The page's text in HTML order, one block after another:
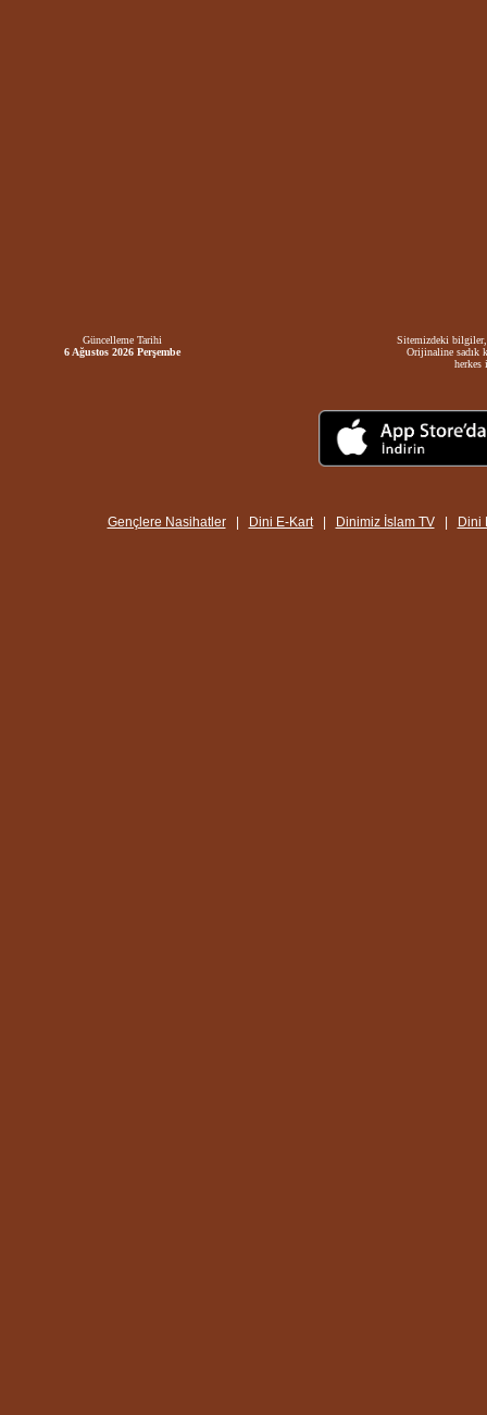
Güncelleme Tarihi
6 Ağustos 2026 Perşembe
Sitemizdeki bilgiler,
Orijinaline sadık
herkes
Gençlere Nasihatler| Dini E-Kart| Dinimiz İslam TV| Dini